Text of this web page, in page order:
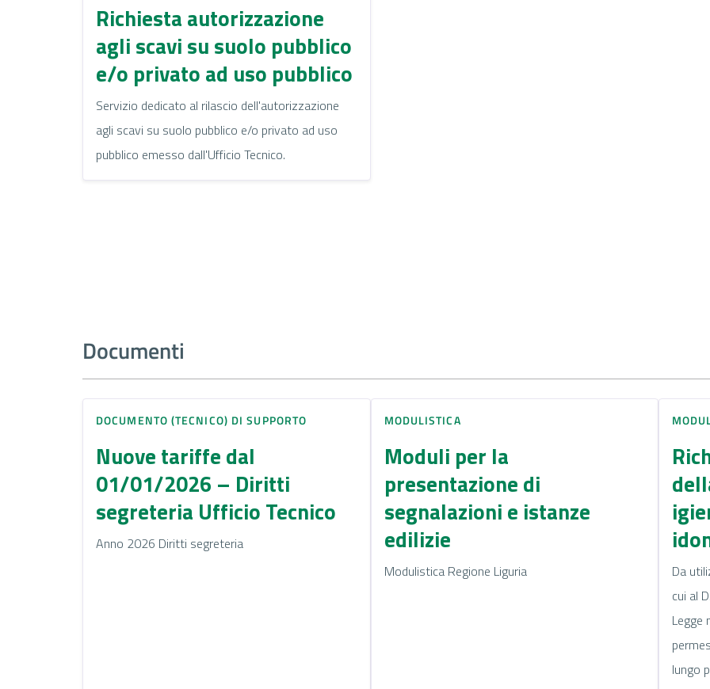
Richiesta autorizzazione
agli scavi su suolo pubblico
e/o privato ad uso pubblico
Servizio dedicato al rilascio dell'autorizzazione
agli scavi su suolo pubblico e/o privato ad uso
pubblico emesso dall'Ufficio Tecnico.
Documenti
DOCUMENTO (TECNICO) DI SUPPORTO
Nuove tariffe dal
01/01/2026 – Diritti
segreteria Ufficio Tecnico
Anno 2026 Diritti segreteria
MODULISTICA
Moduli per la
presentazione di
segnalazioni e istanze
edilizie
Modulistica Regione Liguria
Da
cui al
Legge
lungo